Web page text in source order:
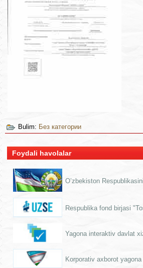
Bulim: Без категории
Foydali havolalar
O’zbekiston
Respublika fond birjasi
Yagona interaktiv davlat
Korporativ axborot yagona